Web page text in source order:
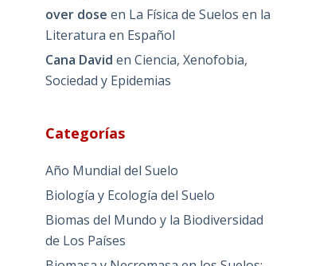
over dose en La Física de Suelos en la
Literatura en Español
Cana David enCiencia, Xenofobia,
Sociedad y Epidemias
Categorías
Año Mundial del Suelo
Biología y Ecología del Suelo
Biomas del Mundo y la Biodiversidad
de Los Países